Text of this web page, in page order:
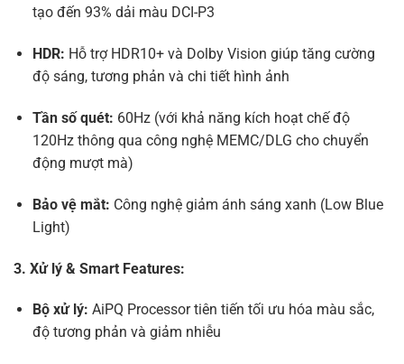
tạo đến 93% dải màu DCI-P3
HDR: Hỗ trợ HDR10+ và Dolby Vision giúp tăng cường
độ sáng, tương phản và chi tiết hình ảnh
Tần số quét: 60Hz (với khả năng kích hoạt chế độ
120Hz thông qua công nghệ MEMC/DLG cho chuyển
động mượt mà)
Bảo vệ mắt: Công nghệ giảm ánh sáng xanh (Low Blue
Light)
3. Xử lý & Smart Features:
Bộ xử lý: AiPQ Processor tiên tiến tối ưu hóa màu sắc,
độ tương phản và giảm nhiễu